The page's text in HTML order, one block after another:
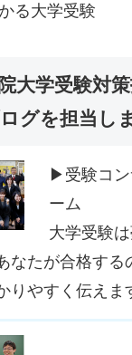
る大学受験
大学受験対
グを担当し
▶受験コ
ーム
大学受験
なたが合格する
りやすく伝えま